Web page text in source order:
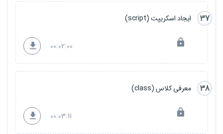
37 ایجاد اسکریپت (script)
00:02:00
38 معرفی کلاس (class)
00:03:11